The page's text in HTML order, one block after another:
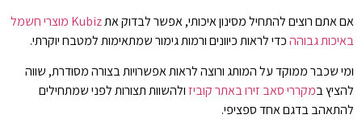
אם אתם רוצים להתחיל מסינון איכותי, אפשר לבדוק את
Kubiz מוצרי חשמל
באיכות גבוההכדי לראות כיוונים ורמות גימור שמתאימות למטבח יוקרתי.
ומי שכבר ממוקד על המותג ורוצה לראות אפשרויות בצורה מסודרת, שווה
להציץ במקררי סאב זירו באתר קוביזולהשוות תצורות לפני שמתחילים
להתאהב בדגם אחד ספציפי.